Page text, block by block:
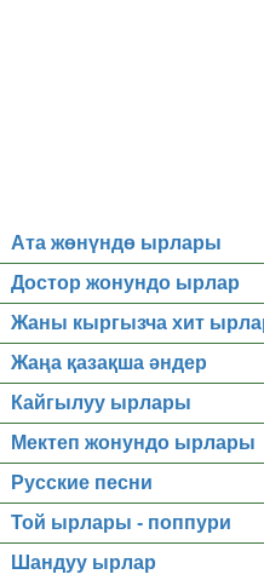
Ата жөнүндө ырлары
Достор жонундо ырлар
Жаны кыргызча хит
Жаңа қазақша әндер
Кайгылуу ырлары
Мектеп жонундо ырлары
Русские песни
Той ырлары - поппури
Шандуу ырлар